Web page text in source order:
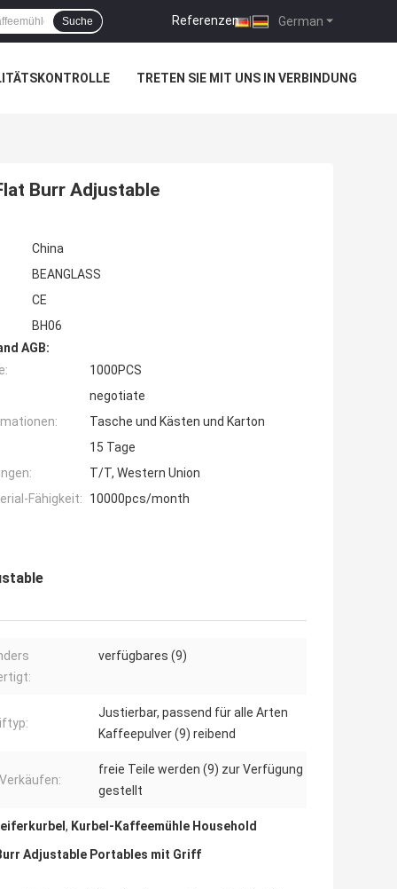
German
Referenzen |
Suche
TRETEN SIE MIT UNS IN VERBINDUNG
Burr Adjustable
China
BEANGLASS
CE
BH06
AGB:
1000PCS
negotiate
Tasche und Kästen und Karton
15 Tage
T/T, Western Union
Fähigkeit:
10000pcs/month
verfügbares (9)
Justierbar, passend für alle Arten
Kaffeepulver (9) reibend
freie Teile werden (9) zur Verfügung
gestellt
, Kurbel-Kaffeemühle Household
Adjustable Portables mit Griff